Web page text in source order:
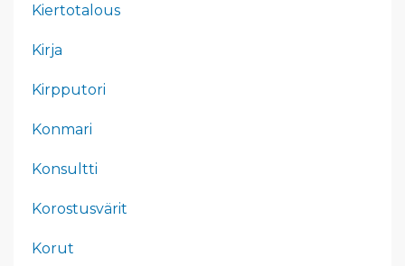
Kiertotalous
Kirja
Kirpputori
Konmari
Konsultti
Korostusvärit
Korut